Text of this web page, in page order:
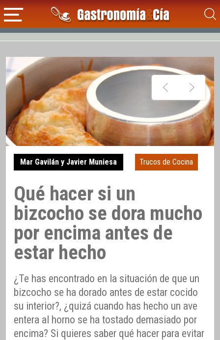
Mar Gavilán y Javier Muniesa Trucos de Cocina
Qué hacer si un
bizcocho se dora mucho
por encima antes de
estar hecho
¿Te has encontrado en la situación de que un
bizcocho se ha dorado antes de estar cocido
su interior?, ¿quizá cuando has hecho un ave
entera al horno se ha tostado demasiado por
encima? Si quieres saber qué hacer para evitar